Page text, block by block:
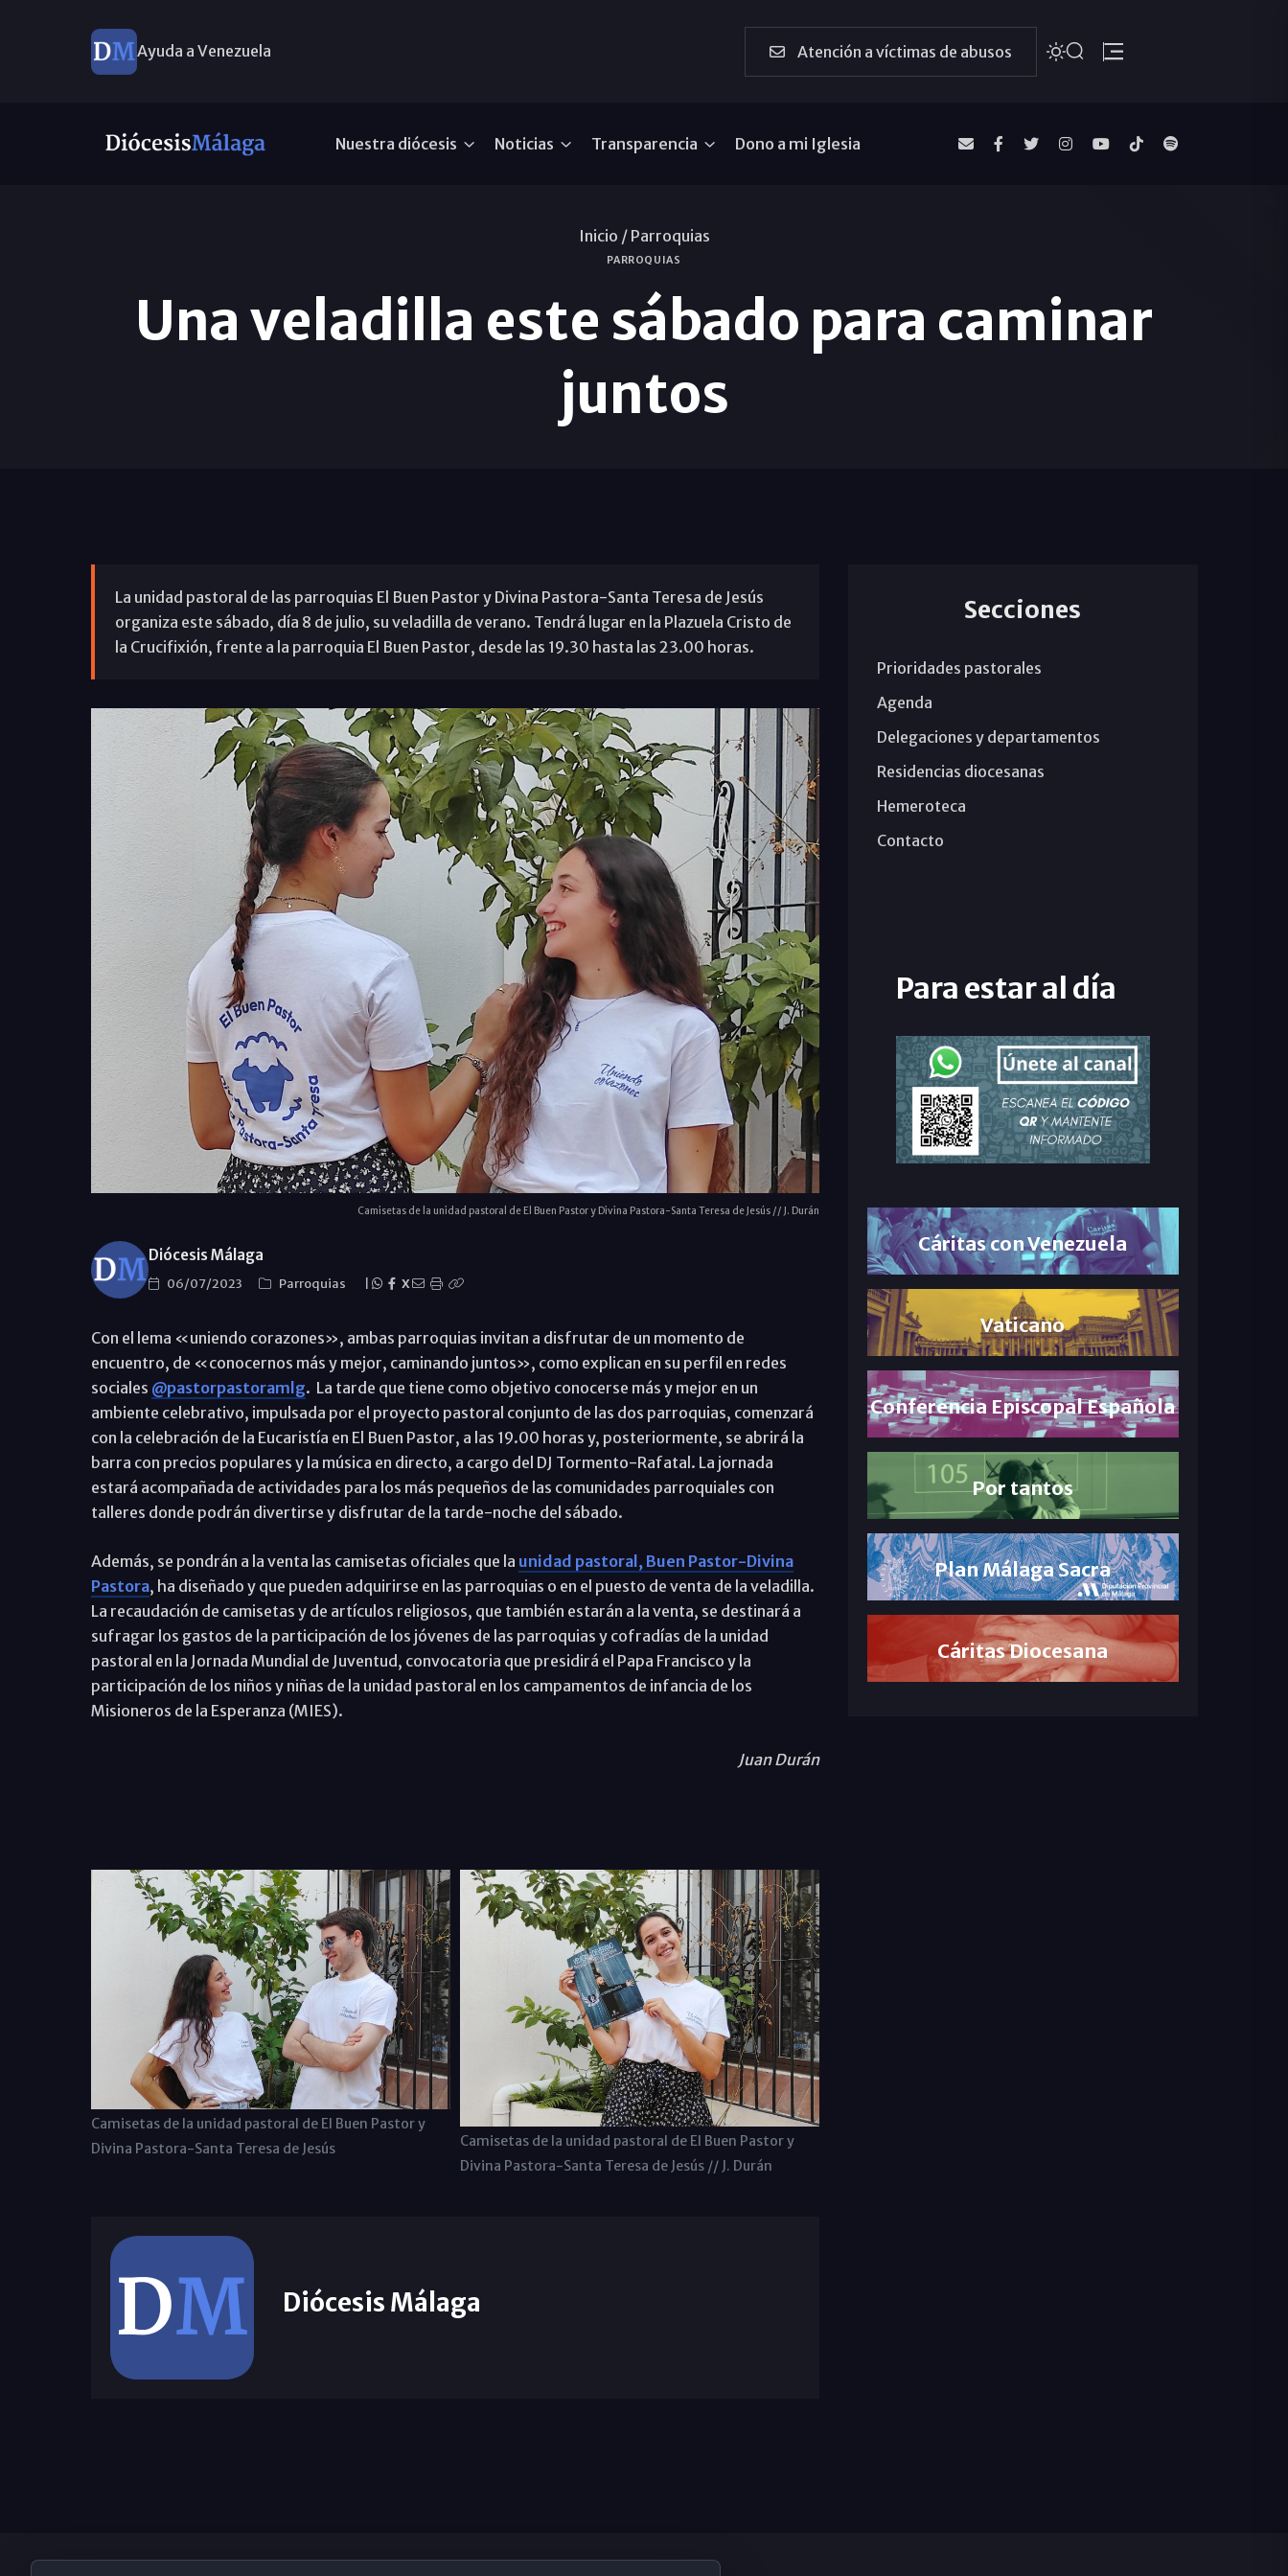
Ayuda a Venezuela Atención a víctimas de abusos
Nuestra diócesis Noticias Transparencia Dono a mi Iglesia
Inicio / Parroquias
PARROQUIAS
Una veladilla este sábado para caminar
juntos
La unidad pastoral de las parroquias El Buen Pastor y Divina Pastora-Santa Teresa de Jesús
organiza este sábado, día 8 de julio, su veladilla de verano. Tendrá lugar en la Plazuela Cristo de
la Crucifixión, frente a la parroquia El Buen Pastor, desde las 19.30 hasta las 23.00 horas.
Camisetas de la unidad pastoral de El Buen Pastor y Divina Pastora-Santa Teresa de Jesús // J. Durán
Diócesis Málaga
06/07/2023 Parroquias X
Con el lema «uniendo corazones», ambas parroquias invitan a disfrutar de un momento de
encuentro, de «conocernos más y mejor, caminando juntos», como explican en su perfil en redes
sociales @pastorpastoramlg. La tarde que tiene como objetivo conocerse más y mejor en un
ambiente celebrativo, impulsada por el proyecto pastoral conjunto de las dos parroquias, comenzará
con la celebración de la Eucaristía en El Buen Pastor, a las 19.00 horas y, posteriormente, se abrirá la
barra con precios populares y la música en directo, a cargo del DJ Tormento-Rafatal. La jornada
estará acompañada de actividades para los más pequeños de las comunidades parroquiales con
talleres donde podrán divertirse y disfrutar de la tarde-noche del sábado.
Además, se pondrán a la venta las camisetas oficiales que la unidad pastoral, Buen Pastor-Divina
Pastora, ha diseñado y que pueden adquirirse en las parroquias o en el puesto de venta de la veladilla.
La recaudación de camisetas y de artículos religiosos, que también estarán a la venta, se destinará a
sufragar los gastos de la participación de los jóvenes de las parroquias y cofradías de la unidad
pastoral en la Jornada Mundial de Juventud, convocatoria que presidirá el Papa Francisco y la
participación de los niños y niñas de la unidad pastoral en los campamentos de infancia de los
Misioneros de la Esperanza (MIES).
Juan Durán
Camisetas de la unidad pastoral de El Buen Pastor y
Divina Pastora-Santa Teresa de Jesús
Camisetas de la unidad pastoral de El Buen Pastor y
Divina Pastora-Santa Teresa de Jesús // J. Durán
Diócesis Málaga
Secciones
Prioridades pastorales
Agenda
Delegaciones y departamentos
Residencias diocesanas
Hemeroteca
Contacto
Para estar al día
Cáritas con Venezuela
Vaticano
Conferencia Episcopal Española
Por tantos
Plan Málaga Sacra
Cáritas Diocesana